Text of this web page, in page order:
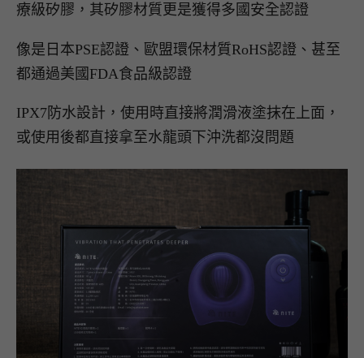
療級矽膠，其矽膠材質更是獲得多國安全認證
像是日本PSE認證、歐盟環保材質RoHS認證、甚至
都通過美國FDA食品級認證
IPX7防水設計，使用時直接將潤滑液塗抹在上面，
或使用後都直接拿至水龍頭下沖洗都沒問題